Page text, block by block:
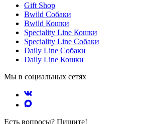
Gift Shop
Bwild Собаки
Bwild Кошки
Speciality Line Кошки
Speciality Line Собаки
Daily Line Собаки
Daily Line Кошки
Мы в социальных сетях
Есть вопросы? Пишите!